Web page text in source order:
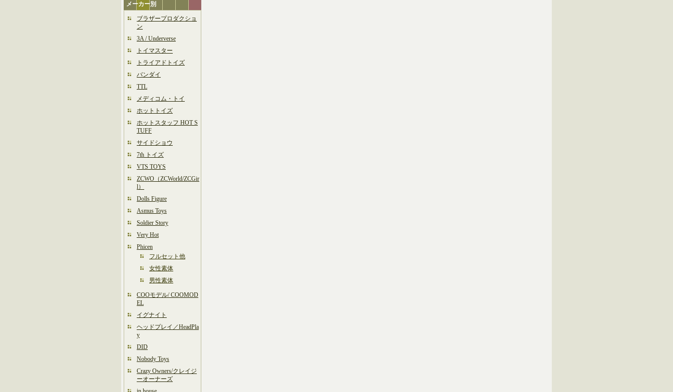
メーカー別
ブラザープロダクショ
ン
3A / Underverse
トイマスター
トライアドトイズ
バンダイ
TTL
メディコム・トイ
ホットトイズ
ホットスタッフ HOT S
TUFF
サイドショウ
7th トイズ
VTS TOYS
ZCWO（ZCWorld/ZCGir
l）
Dolls Figure
Asmus Toys
Soldier Story
Very Hot
Phicen
フルセット他
女性素体
男性素体
COOモデル/ COOMOD
EL
イグナイト
ヘッドプレイ／HeadPla
y
DID
Nobody Toys
Crazy Owners/クレイジ
ーオーナーズ